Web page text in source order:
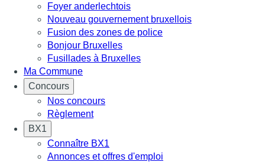
Foyer anderlechtois
Nouveau gouvernement bruxellois
Fusion des zones de police
Bonjour Bruxelles
Fusillades à Bruxelles
Ma Commune
Concours
Nos concours
Règlement
BX1
Connaître BX1
Annonces et offres d'emploi